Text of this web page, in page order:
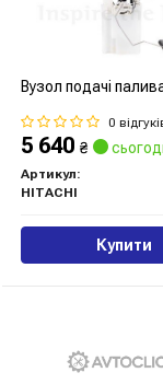
Вузол подачі
0
5 640 ₴
Артикул:
HITACHI
Купити